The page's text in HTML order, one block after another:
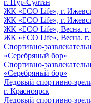
г. Нур-Султан
ЖК «ECO Life», г.
ЖК «ECO Life», г.
ЖК «ECO Life», Весна.
ЖК «ECO Life», Весна.
Спортивно-
«Серебряный бор»
Спортивно-
«Серебряный бор»
Ледовый спортивно-
г. Красноярск
Ледовый спортивно-